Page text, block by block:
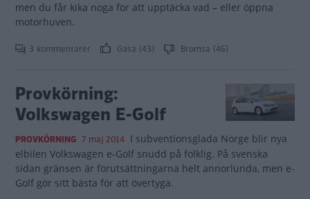
men du får kika noga för att upptäcka vad – eller öppna
motorhuven.
3 kommentarer Gasa (43) Bromsa (46)
Provkörning:
Volkswagen E-Golf
PROVKÖRNING 7 maj 2014 I subventionsglada Norge blir nya
elbilen Volkswagen e-Golf snudd på folklig. På svenska
sidan gränsen är förutsättningarna helt annorlunda, men e-
Golf gör sitt bästa för att övertyga.